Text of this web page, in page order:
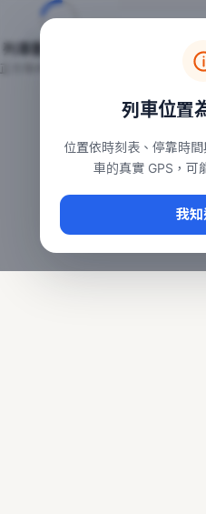
台鐵列車即時位置地
本頁顯示目前全台鐵運行中的
常用查詢：
、
台鐵即時動態
列車位置
位置依時刻表、停靠時
車的真實 GPS，可
我
列車動態載入中…